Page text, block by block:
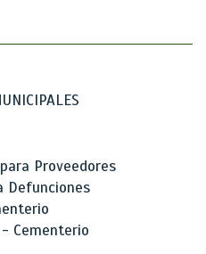
Proveedores
Defunciones
Cementerio